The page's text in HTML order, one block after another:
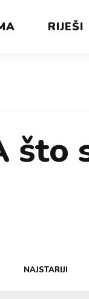
RIJEŠI
što
NAJSTARIJI